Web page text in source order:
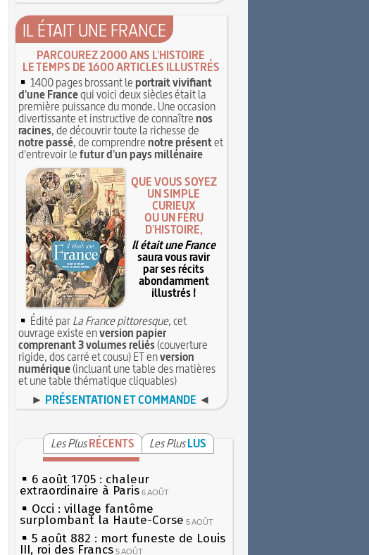
IL ÉTAIT UNE FRANCE
PARCOUREZ 2000 ANS L'HISTOIRE
LE TEMPS DE 1600 ARTICLES ILLUSTRÉS
1400 pages brossant leportrait vivifiant
d'une Francequi voici deux siècles était la
première puissance du monde. Une occasion
divertissante et instructive de connaîtrenos
racines, de découvrir toute la richesse de
notre passé, de comprendrenotre présentet
d'entrevoir lefutur d'un pays millénaire
QUE VOUS SOYEZ
UN SIMPLE
CURIEUX
OU UN FÉRU
D'HISTOIRE,
Il était une France
saura vous ravir
par ses récits
abondamment
illustrés !
Édité parLa France pittoresque, cet
ouvrage existe enversion papier
comprenant 3 volumes reliés(couverture
rigide, dos carré et cousu) ET enversion
numérique(incluant une table des matières
et une table thématique cliquables)
► PRÉSENTATION ET COMMANDE ◄
Les Plus RÉCENTS Les Plus LUS
6 août 1705 : chaleur
extraordinaire à Paris 6 AOÛT
Occi : village fantôme
surplombant la Haute-Corse 5 AOÛT
5 août 882 : mort funeste de Louis
III, roi des Francs 5 AOÛT